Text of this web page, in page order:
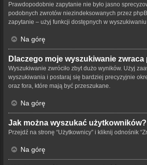
Prawdopodobnie zapytanie nie było jasno
podobnych zwrotów niezindeksowanych przez
zapytanie – użyj funkcji dostępnych w
Na górę
Dlaczego moje wyszukiwanie
Wyszukiwanie zwróciło zbyt dużo wyników. Użyj
wyszukiwania i postaraj się bardziej precyzyjnie
oraz fora, które mają być przeszukane.
Na górę
Jak można wyszukać użytkowników?
Przejdź na stronę “Użytkownicy” i kliknij odnośnik
Na górę